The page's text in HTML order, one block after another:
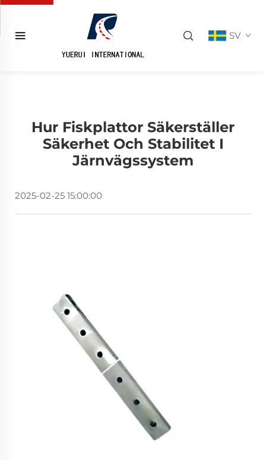
SV
Hur Fiskplattor Säkerställer
Säkerhet Och Stabilitet I
Järnvägssystem
2025-02-25 15:00:00